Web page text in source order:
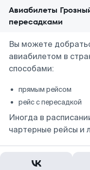
Авиабилеты
пересадками
Вы можете
авиабилетом в
способами:
прямым рейсом
рейс с пересадкой
Иногда в
чартерные рейсы и